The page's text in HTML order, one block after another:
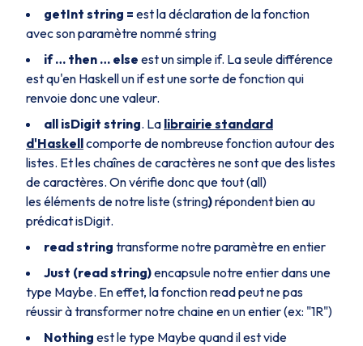
getInt string = est la déclaration de la fonction
avec son paramètre nomméstring
if … then … else est un simple if. La seule différence
est qu'en Haskell unifest une sorte de fonction qui
renvoie donc une valeur.
all isDigit string. La librairie standard
d'Haskellcomporte de nombreuse fonction autour des
listes. Et les chaînes de caractères ne sont que des listes
de caractères. On vérifie donc que tout (all)
les éléments de notre liste (string)répondent bien au
prédicatisDigit.
read string transforme notre paramètre en entier
Just (read string)encapsule notre entier dans une
type Maybe. En effet, la fonctionreadpeut ne pas
réussir à transformer notre chaine en un entier (ex: "1R")
Nothing est le type Maybequand il est vide